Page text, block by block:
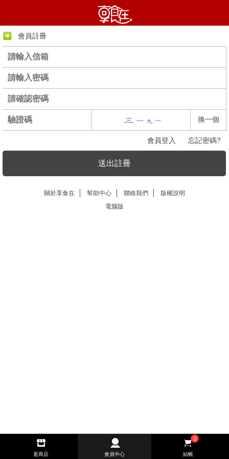
會員註冊
換一個
會員登入 忘記密碼?
送出註冊
關於享食在 幫助中心 聯絡我們
版權說明
電腦版
逛商店 會員中心
0
結帳